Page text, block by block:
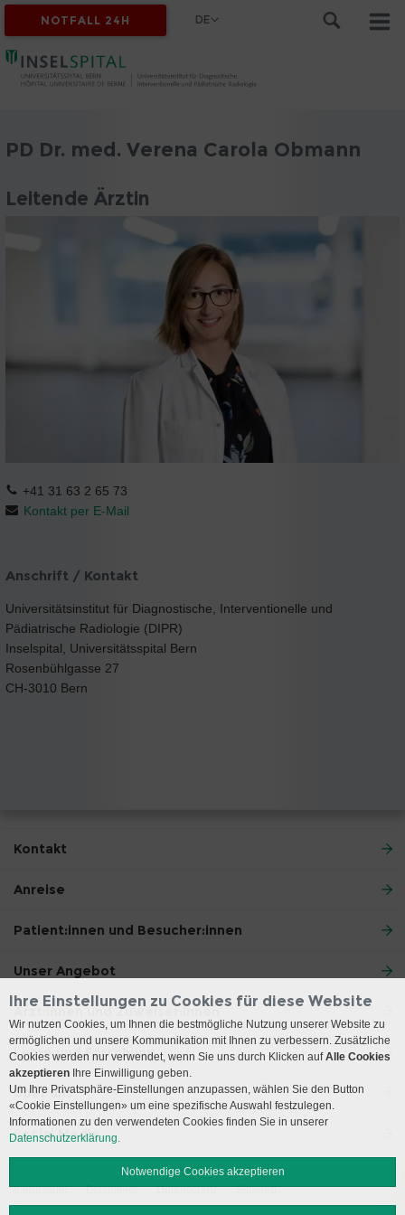
NOTFALL 24H DE
PD Dr. med. Verena Carola Obmann
Leitende Ärztin
+41 31 63 2 65 73
Kontakt per E-Mail
Anschrift / Kontakt
Universitätsinstitut für Diagnostische, Interventionelle und
Pädiatrische Radiologie (DIPR)
Inselspital, Universitätsspital Bern
Rosenbühlgasse 27
CH-3010 Bern
Kontakt
Anreise
Patient:innen und Besucher:innen
Unser Angebot
Ärzt:innen und Zuweiser:innen
Lehre und Forschung
Über uns
Social Media
Impressum Disclaimer Datenschutz Sitemap
Ihre Einstellungen zu Cookies für diese Website
Wir nutzen Cookies, um Ihnen die bestmögliche Nutzung unserer Website zu
ermöglichen und unsere Kommunikation mit Ihnen zu verbessern. Zusätzliche
Cookies werden nur verwendet, wenn Sie uns durch Klicken aufAlle Cookies
akzeptieren Ihre Einwilligung geben.
Um Ihre Privatsphäre-Einstellungen anzupassen, wählen Sie den Button
«Cookie Einstellungen» um eine spezifische Auswahl festzulegen.
Informationen zu den verwendeten Cookies finden Sie in unserer
Datenschutzerklärung.
Notwendige Cookies akzeptieren